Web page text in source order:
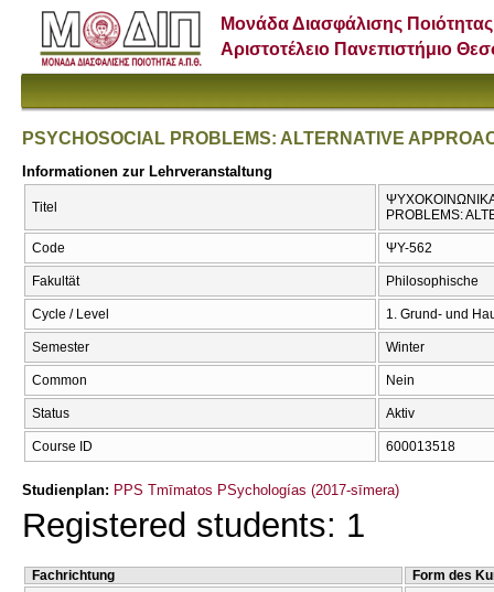
Μονάδα Διασφάλισης Ποιότητας
Αριστοτέλειο Πανεπιστήμιο
PSYCHOSOCIAL PROBLEMS: ALTERNATIVE
Informationen zur Lehrveranstaltung
Titel
PROBLEMS:
Code ΨΥ-562
Fakultät Philosophische
Cycle / Level 1. Grund- und
Semester Winter
Common Nein
Status Aktiv
Course ID 600013518
Studienplan: PPS Tmīmatos PSychologías (2017-sīmera)
Registered students: 1
Fachrichtung
Form des